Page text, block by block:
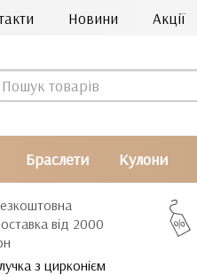
Новини Акції
Браслети Кулони
від 2000
з цирконієм